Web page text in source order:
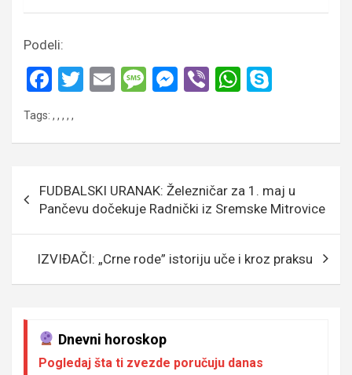
Podeli:
F
ce
o
o
k
T
E
M
g
e
M
g
er
Vi W
A
p
p
Tags: , , , , ,
чланка
FUDBALSKI URANAK: Železničar za 1. maj u
Pančevu dočekuje Radnički iz Sremske Mitrovice
IZVIĐAČI: „Crne rode” istoriju uče i kroz praksu
Dnevni horoskop
Pogledaj šta ti zvezde poručuju danas